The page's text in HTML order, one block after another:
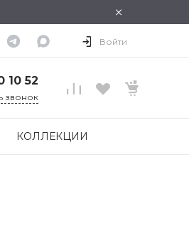
×
Войти
10 52
звонок
КОЛЛЕКЦИИ